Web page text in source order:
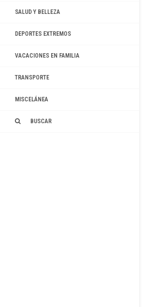
SALUD Y BELLEZA
DEPORTES EXTREMOS
VACACIONES EN FAMILIA
TRANSPORTE
MISCELÁNEA
BUSCAR